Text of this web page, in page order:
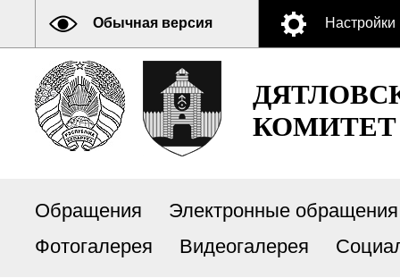
Обычная версия Настройки
КОМИТЕТ
Обращения
Электронные обращения
Фотогалерея
Видеогалерея